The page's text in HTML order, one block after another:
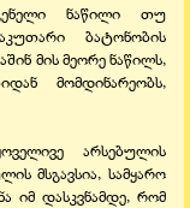
ნაწილი თუ
ბატონობის
მის მეორე ნაწილს,
მომდინარეობს,
არსებულის
მსგავსია, სამყარო
იმ დასკვნამდე, რომ